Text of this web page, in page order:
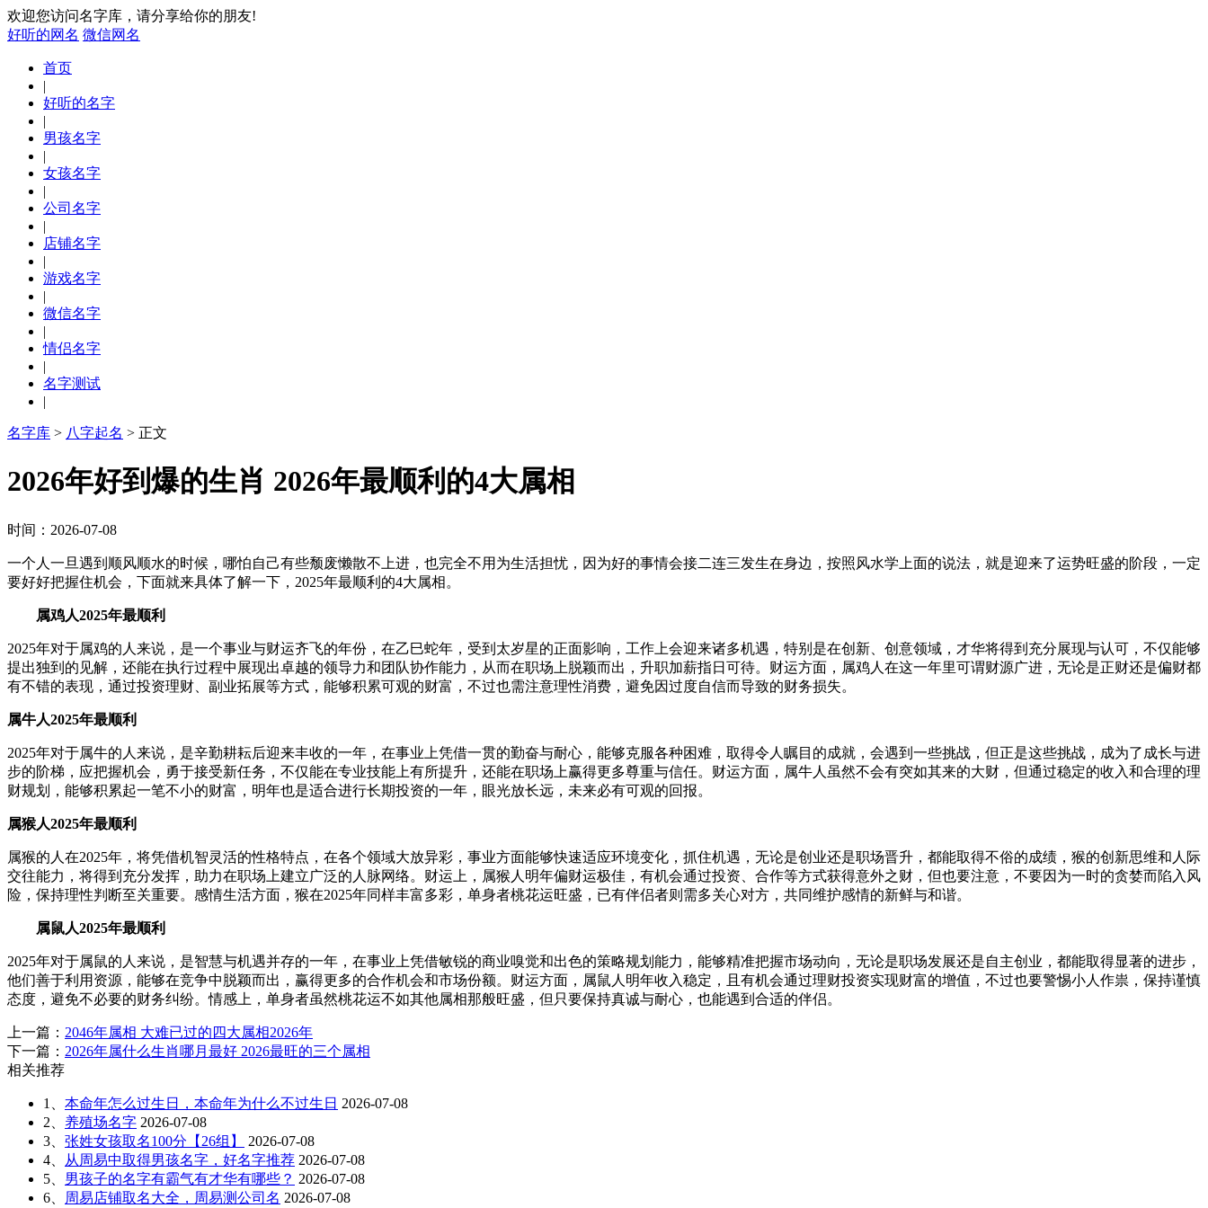
欢迎您访问名字库，请分享给你的朋友!
好听的网名 微信网名
首页
|
好听的名字
|
男孩名字
|
女孩名字
|
公司名字
|
店铺名字
|
游戏名字
|
微信名字
|
情侣名字
|
名字测试
|
名字库 > 八字起名 > 正文
2026年好到爆的生肖 2026年最顺利的4大属相
时间：2026-07-08
一个人一旦遇到顺风顺水的时候，哪怕自己有些颓废懒散不上进，也完全不用为生活担忧，因为好的事情会接二连三发生在身边，按照风水学上面的说法，就是迎来了运势旺盛的阶段，一定
要好好把握住机会，下面就来具体了解一下，2025年最顺利的4大属相。
属鸡人2025年最顺利
2025年对于属鸡的人来说，是一个事业与财运齐飞的年份，在乙巳蛇年，受到太岁星的正面影响，工作上会迎来诸多机遇，特别是在创新、创意领域，才华将得到充分展现与认可，不仅能够
提出独到的见解，还能在执行过程中展现出卓越的领导力和团队协作能力，从而在职场上脱颖而出，升职加薪指日可待。财运方面，属鸡人在这一年里可谓财源广进，无论是正财还是偏财都
有不错的表现，通过投资理财、副业拓展等方式，能够积累可观的财富，不过也需注意理性消费，避免因过度自信而导致的财务损失。
属牛人2025年最顺利
2025年对于属牛的人来说，是辛勤耕耘后迎来丰收的一年，在事业上凭借一贯的勤奋与耐心，能够克服各种困难，取得令人瞩目的成就，会遇到一些挑战，但正是这些挑战，成为了成长与进
步的阶梯，应把握机会，勇于接受新任务，不仅能在专业技能上有所提升，还能在职场上赢得更多尊重与信任。财运方面，属牛人虽然不会有突如其来的大财，但通过稳定的收入和合理的理
财规划，能够积累起一笔不小的财富，明年也是适合进行长期投资的一年，眼光放长远，未来必有可观的回报。
属猴人2025年最顺利
属猴的人在2025年，将凭借机智灵活的性格特点，在各个领域大放异彩，事业方面能够快速适应环境变化，抓住机遇，无论是创业还是职场晋升，都能取得不俗的成绩，猴的创新思维和人际
交往能力，将得到充分发挥，助力在职场上建立广泛的人脉网络。财运上，属猴人明年偏财运极佳，有机会通过投资、合作等方式获得意外之财，但也要注意，不要因为一时的贪婪而陷入风
险，保持理性判断至关重要。感情生活方面，猴在2025年同样丰富多彩，单身者桃花运旺盛，已有伴侣者则需多关心对方，共同维护感情的新鲜与和谐。
属鼠人2025年最顺利
2025年对于属鼠的人来说，是智慧与机遇并存的一年，在事业上凭借敏锐的商业嗅觉和出色的策略规划能力，能够精准把握市场动向，无论是职场发展还是自主创业，都能取得显著的进步，
他们善于利用资源，能够在竞争中脱颖而出，赢得更多的合作机会和市场份额。财运方面，属鼠人明年收入稳定，且有机会通过理财投资实现财富的增值，不过也要警惕小人作祟，保持谨慎
态度，避免不必要的财务纠纷。情感上，单身者虽然桃花运不如其他属相那般旺盛，但只要保持真诚与耐心，也能遇到合适的伴侣。
上一篇： 2046年属相 大难已过的四大属相2026年
下一篇： 2026年属什么生肖哪月最好 2026最旺的三个属相
相关推荐
1、 本命年怎么过生日，本命年为什么不过生日 2026-07-08
2、 养殖场名字 2026-07-08
3、 张姓女孩取名100分【26组】
2026-07-08
4、
从周易中取得男孩名字，好名字推荐 2026-07-08
5、 男孩子的名字有霸气有才华有哪些？ 2026-07-08
6、
周易店铺取名大全，周易测公司名 2026-07-08